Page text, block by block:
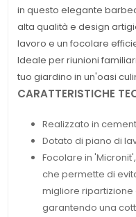
in questo elegante
alta qualità e design
lavoro e un focolare
Ideale per riunioni
tuo giardino in un'oasi
CARATTERISTICHE
Realizzato in
Dotato di piano di
Focolare in
che permette di
migliore
garantendo una